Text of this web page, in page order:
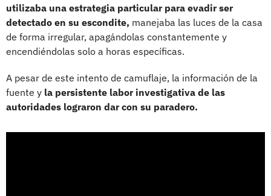
utilizaba una estrategia particular para evadir ser
detectado en su escondite, manejaba las luces de la casa
de forma irregular, apagándolas constantemente y
encendiéndolas solo a horas específicas.
A pesar de este intento de camuflaje, la información de la
fuente y la persistente labor investigativa de las
autoridades lograron dar con su paradero.